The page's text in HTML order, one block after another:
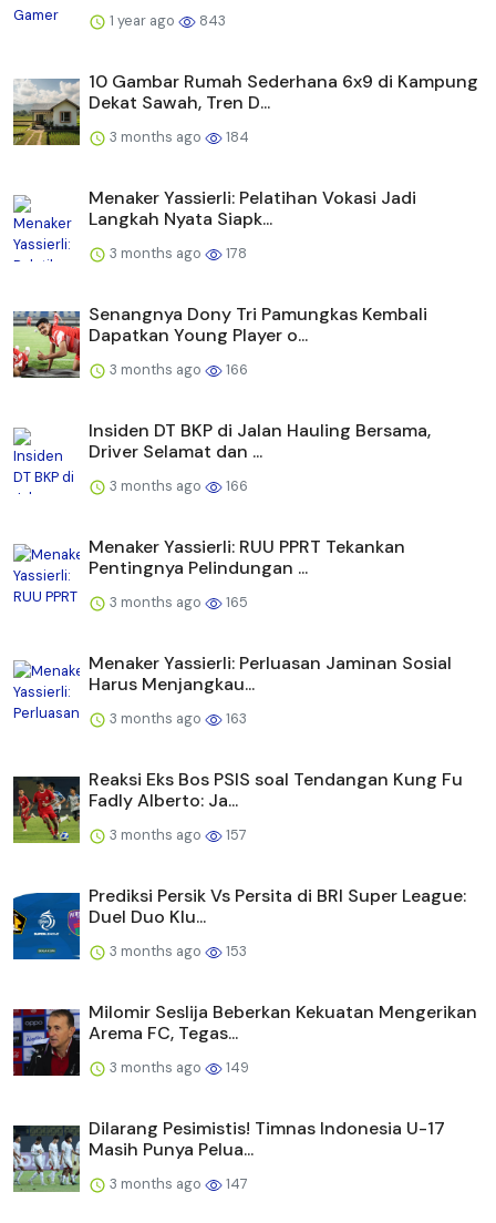
1 year ago 843
10 Gambar Rumah Sederhana 6x9 di Kampung
Dekat Sawah, Tren D...
3 months ago 184
Menaker Yassierli: Pelatihan Vokasi Jadi
Langkah Nyata Siapk...
3 months ago 178
Senangnya Dony Tri Pamungkas Kembali
Dapatkan Young Player o...
3 months ago 166
Insiden DT BKP di Jalan Hauling Bersama,
Driver Selamat dan ...
3 months ago 166
Menaker Yassierli: RUU PPRT Tekankan
Pentingnya Pelindungan ...
3 months ago 165
Menaker Yassierli: Perluasan Jaminan Sosial
Harus Menjangkau...
3 months ago 163
Reaksi Eks Bos PSIS soal Tendangan Kung Fu
Fadly Alberto: Ja...
3 months ago 157
Prediksi Persik Vs Persita di BRI Super League:
Duel Duo Klu...
3 months ago 153
Milomir Seslija Beberkan Kekuatan Mengerikan
Arema FC, Tegas...
3 months ago 149
Dilarang Pesimistis! Timnas Indonesia U-17
Masih Punya Pelua...
3 months ago 147